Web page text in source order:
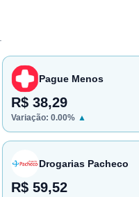
Pague Menos
R$ 38,29
Variação: 0.00% ▲
Drogarias Pacheco
R$ 59,52